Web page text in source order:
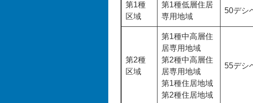
第1種
区域
第1種低層住居
専用地域
50デシ
第2種
区域
第1種中高層住
居専用地域
第2種中高層住
居専用地域
第1種住居地域
第2種住居地域
55デシ